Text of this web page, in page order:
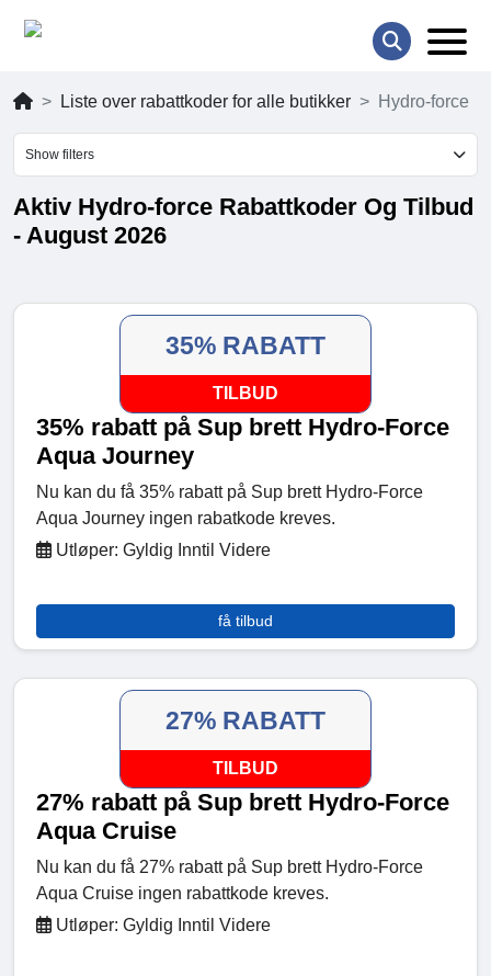
Liste over rabattkoder for alle butikker Hydro-force
Show filters
Aktiv Hydro-force Rabattkoder Og Tilbud
- August 2026
35% RABATT
TILBUD
35% rabatt på Sup brett Hydro-Force
Aqua Journey
Nu kan du få 35% rabatt på Sup brett Hydro-Force
Aqua Journey ingen rabatkode kreves.
Utløper: Gyldig Inntil Videre
få tilbud
27% RABATT
TILBUD
27% rabatt på Sup brett Hydro-Force
Aqua Cruise
Nu kan du få 27% rabatt på Sup brett Hydro-Force
Aqua Cruise ingen rabattkode kreves.
Utløper: Gyldig Inntil Videre